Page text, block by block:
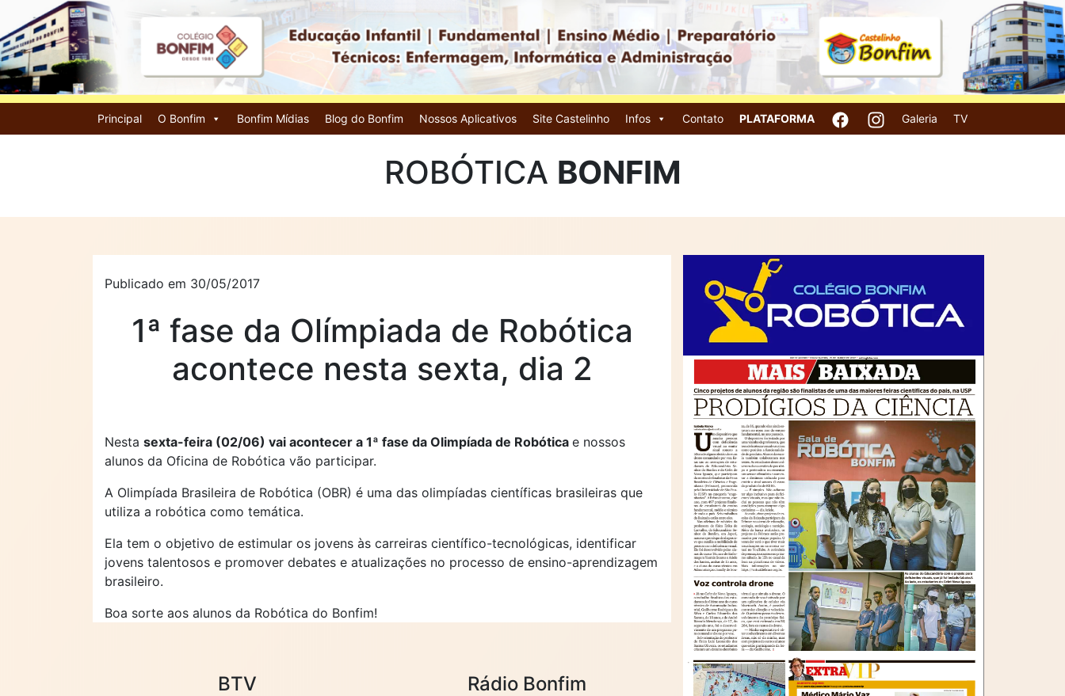
Principal O Bonfim Bonfim Mídias Blog do Bonfim Nossos Aplicativos Site Castelinho Infos Contato PLATAFORMA Galeria TV
ROBÓTICA BONFIM
Publicado em 30/05/2017
1ª fase da Olímpiada de Robótica
acontece nesta sexta, dia 2
Nesta sexta-feira (02/06) vai acontecer a 1ª fase da Olimpíada de Robótica e nossos
alunos da Oficina de Robótica vão participar.
A Olimpíada Brasileira de Robótica (OBR) é uma das olimpíadas científicas brasileiras que
utiliza a robótica como temática.
Ela tem o objetivo de estimular os jovens às carreiras científico-tecnológicas, identificar
jovens talentosos e promover debates e atualizações no processo de ensino-aprendizagem
brasileiro.
Boa sorte aos alunos da Robótica do Bonfim!
BTV Rádio Bonfim